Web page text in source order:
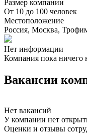
Размер компании
От 10 до 100 человек
Местоположение
Россия, Москва,
Нет информации
Компания пока ничего
Вакансии
Нет вакансий
У компании нет
Оценки и отзывы